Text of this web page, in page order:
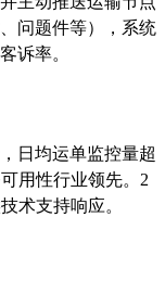
问题件等），系统
诉率。
日均运单监控量超
用性行业领先。2
术支持响应。